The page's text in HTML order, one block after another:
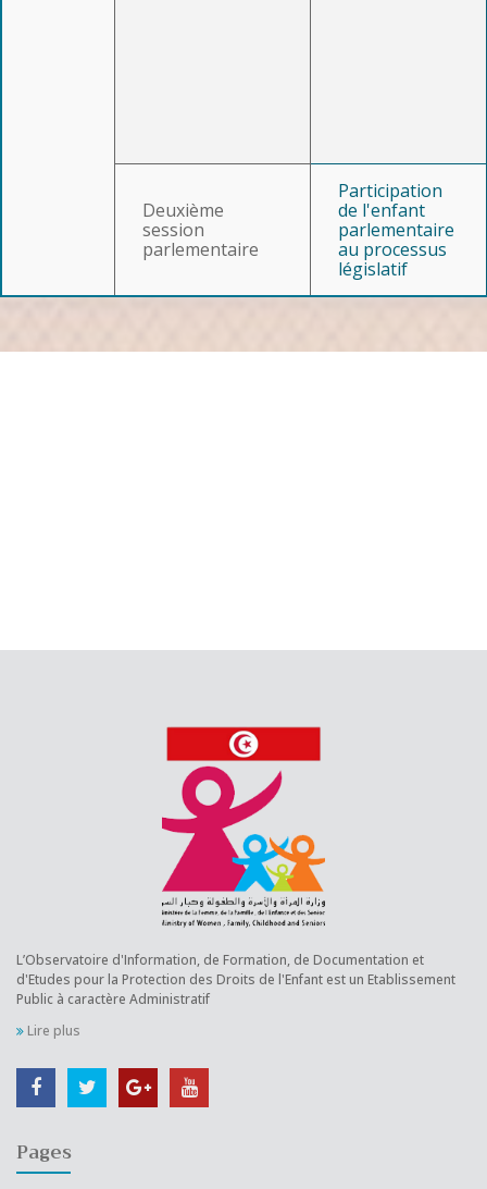
Deuxième
session
parlementaire
Participation
de l'enfant
parlementaire
au processus
législatif
L’Observatoire d'Information, de Formation, de Documentation et
d'Etudes pour la Protection des Droits de l'Enfant est un Etablissement
Public à caractère Administratif
Lire plus
Pages